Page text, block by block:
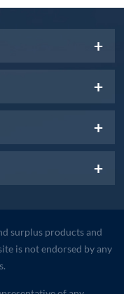
surplus products and
is not endorsed by any